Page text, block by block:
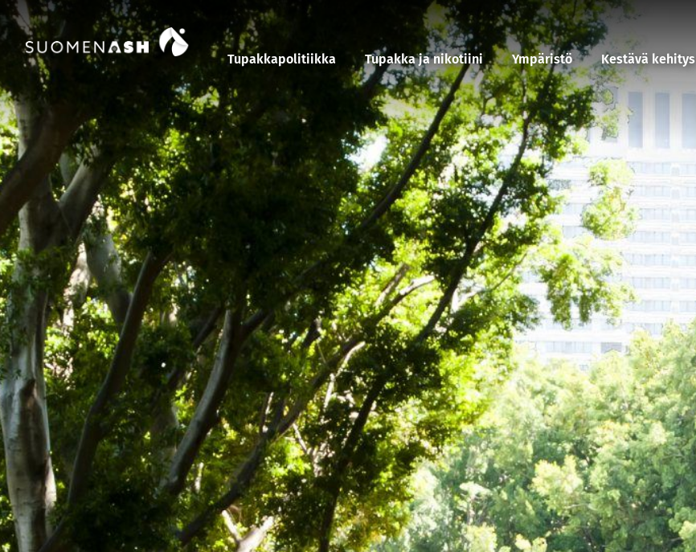
Siirry sisältöön
Tupakkapolitiikka Tupakka ja nikotiini Ympäristö Kestävä kehitys